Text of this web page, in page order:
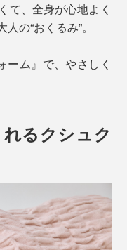
て、全身が心地よく
の“おくるみ”。
ーム』で、やさしく
るクシュク